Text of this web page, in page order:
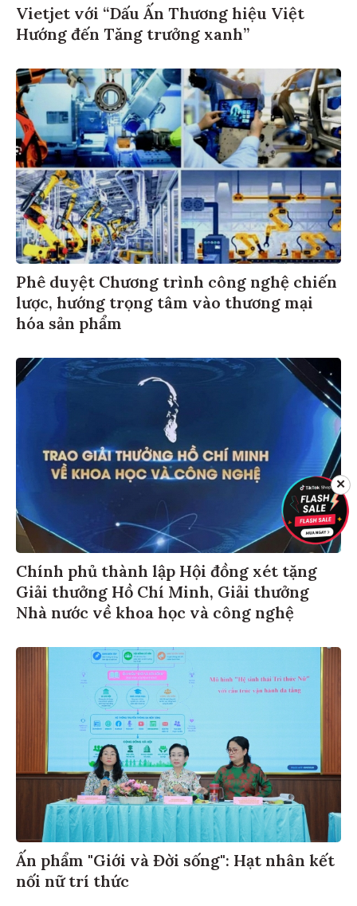
Vietjet với “Dấu Ấn Thương hiệu Việt
Hướng đến Tăng trưởng xanh”
Phê duyệt Chương trình công nghệ chiến
lược, hướng trọng tâm vào thương mại
hóa sản phẩm
Chính phủ thành lập Hội đồng xét tặng
Giải thưởng Hồ Chí Minh, Giải thưởng
Nhà nước về khoa học và công nghệ
Ấn phẩm "Giới và Đời sống": Hạt nhân kết
nối nữ trí thức
✕